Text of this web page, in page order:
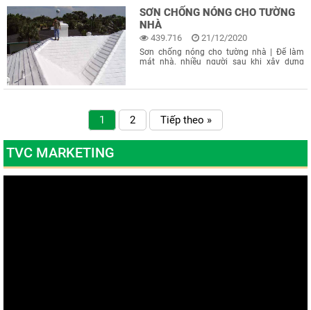
SƠN CHỐNG NÓNG CHO TƯỜNG
NHÀ
439.716 21/12/2020
Sơn chống nóng cho tường nhà | Để làm
mát nhà, nhiều người sau khi xây dựng
chống nóng cho các bề mặt tường và mái.
1 2 Tiếp theo »
TVC MARKETING